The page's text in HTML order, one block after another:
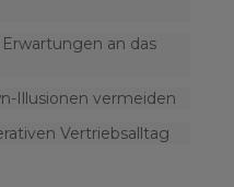
an das
Illusionen vermeiden
Vertriebsalltag